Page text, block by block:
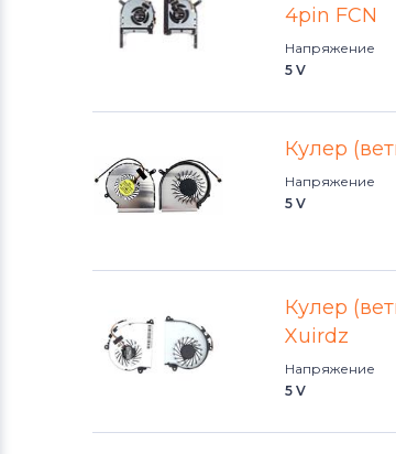
4pin FCN
Напряжение
5 V
Кулер
Напряжение
5 V
Кулер
Xuirdz
Напряжение
5 V